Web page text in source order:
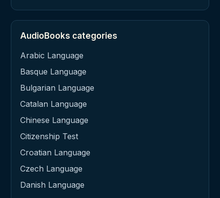
AudioBooks categories
Arabic Language
Basque Language
Bulgarian Language
Catalan Language
Chinese Language
Citizenship Test
Croatian Language
Czech Language
Danish Language